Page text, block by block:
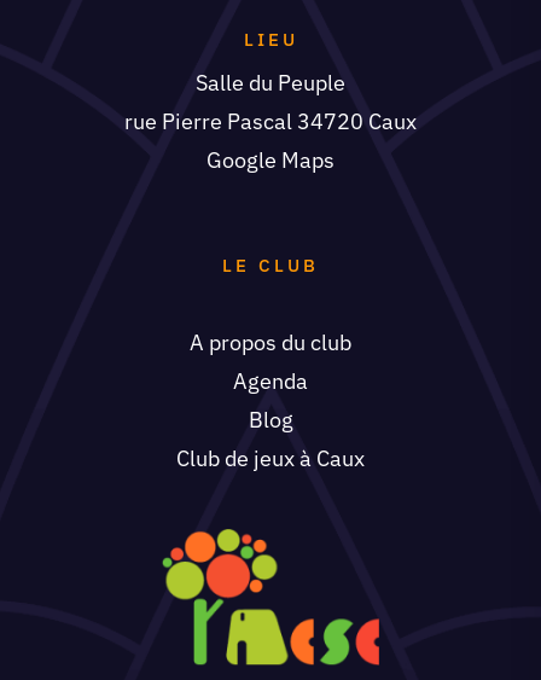
LIEU
Salle du Peuple
rue Pierre Pascal 34720 Caux
Google Maps
LE CLUB
A propos du club
Agenda
Blog
Club de jeux à Caux